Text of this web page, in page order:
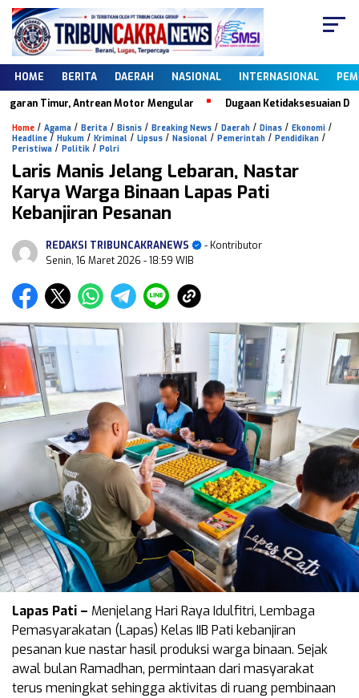
HOME BERITA DAERAH NASIONAL INTERNASIONAL
Timur, Antrean Motor Mengular Dugaan Ketidaksesuaian Data
Home / Agama / Berita / Bisnis / Breaking News / Daerah / Dinas / Ekonomi /
Headline / Hukum / Kriminal / Lipsus / Nasional / Pemerintah / Pendidikan /
Peristiwa / Politik / Polri
Laris Manis Jelang Lebaran, Nastar
Karya Warga Binaan Lapas Pati
Kebanjiran Pesanan
REDAKSI TRIBUNCAKRANEWS
- Kontributor
Senin, 16 Maret 2026 - 18:59 WIB
Lapas Pati – Menjelang Hari Raya Idulfitri, Lembaga
Pemasyarakatan (Lapas) Kelas IIB Pati kebanjiran
pesanan kue nastar hasil produksi warga binaan. Sejak
awal bulan Ramadhan, permintaan dari masyarakat
terus meningkat sehingga aktivitas di ruang pembinaan